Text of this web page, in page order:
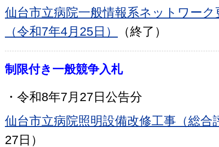
仙台市立病院一般情報系ネットワー
（令和7年4月25日）
（終了）
制限付き一般競争入札
・令和8年7月27日公告分
仙台市立病院照明設備改修工事（総合
27日）